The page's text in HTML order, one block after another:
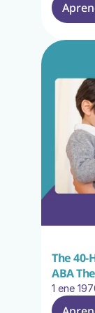
The 40-
ABA
1 ene